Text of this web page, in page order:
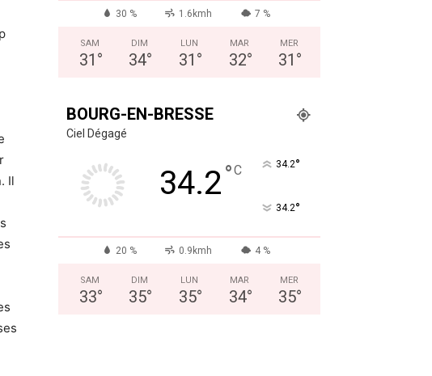
Il
30 % 1.6kmh 7 %
SAM
31 °
DIM
34°
LUN
31 °
MAR
32°
MER
31 °
BOURG-EN-BRESSE
Ciel Dégagé
34.2°C 34.2°
34.2°
20 % 0.9kmh 4 %
SAM
33°
DIM
35°
LUN
35°
MAR
34°
MER
35°